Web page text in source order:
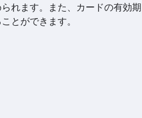
れます。また、カードの有効期
とができます。